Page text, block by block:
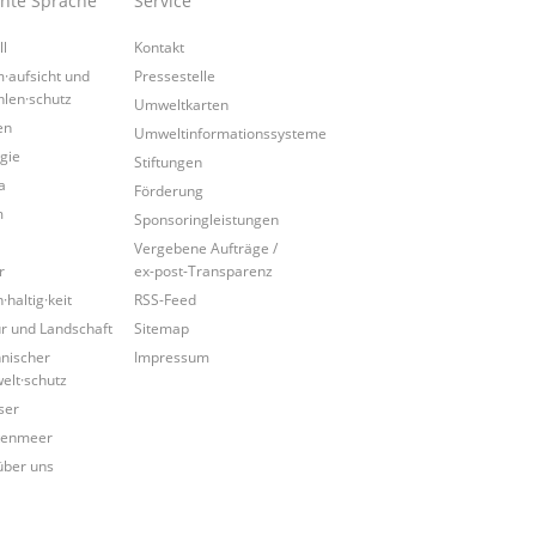
und
und Landschaft
uns
Kontakt
Pressestelle
Umweltkarten
Umweltinformationssysteme
Stiftungen
Förderung
Sponsoringleistungen
Vergebene Aufträge /
ex-post-Transparenz
RSS-Feed
Sitemap
Impressum